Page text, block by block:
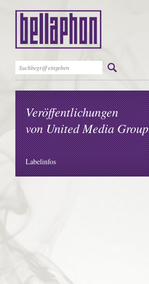
Veröffentlichungen
von United Media Group
Labelinfos